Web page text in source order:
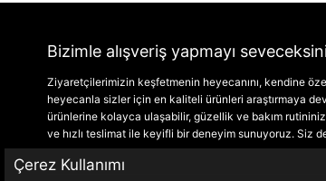
Bizimle alışveriş yapmayı
Ziyaretçilerimizin keşfetmenin heyecanını, kendine
heyecanla sizler için en kaliteli ürünleri araştırmaya
ürünlerine kolayca ulaşabilir, güzellik ve bakım
ve hızlı teslimat ile keyifli bir deneyim sunuyoruz. Siz
Çerez Kullanımı